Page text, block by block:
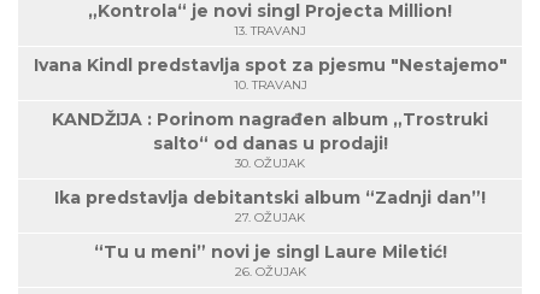
„Kontrola“ je novi singl Projecta Million!
13. TRAVANJ
Ivana Kindl predstavlja spot za pjesmu "Nestajemo"
10. TRAVANJ
KANDŽIJA : Porinom nagrađen album „Trostruki
salto“ od danas u prodaji!
30. OŽUJAK
Ika predstavlja debitantski album “Zadnji dan”!
27. OŽUJAK
“Tu u meni” novi je singl Laure Miletić!
26. OŽUJAK